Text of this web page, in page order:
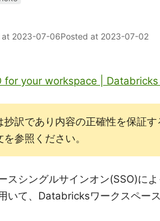
at 2023-07-06Posted at 2023-07-02
for your workspace | Databricks
抄訳であり内容の正確性を保証
を参照ください。
スシングルサインオン(SSO)に
いて、Databricksワークスペー